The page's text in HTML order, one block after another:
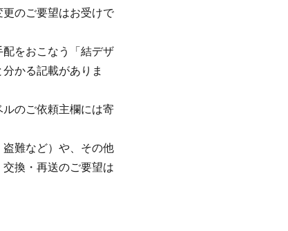
更のご要望はお受けで
配をおこなう「結デザ
かる記載がありま
ルのご依頼主欄には寄
盗難など）や、その他
換・再送のご要望は